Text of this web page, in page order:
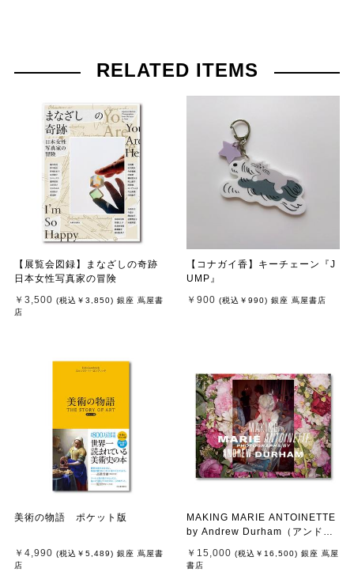
RELATED ITEMS
【展覧会図録】まなざしの奇跡
日本女性写真家の冒険
￥3,500 (税込 ￥3,850) 銀座 蔦屋書
店
【コナガイ香】キーチェーン『J
UMP』
￥900 (税込 ￥990) 銀座 蔦屋書店
美術の物語 ポケット版
￥4,990 (税込 ￥5,489) 銀座 蔦屋書
店
MAKING MARIE ANTOINETTE
by Andrew Durham（アンドリ
トワネット 作品集
￥15,000 (税込 ￥16,500) 銀座 蔦屋
書店